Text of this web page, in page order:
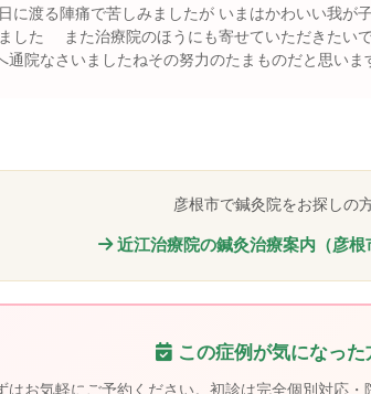
みましたが いまはかわいい我が子に癒さ
した また治療院のほうにも寄せていただきたい
通院なさいましたねその努力のたまものだと思い
彦根市で鍼灸院をお探しの
近江治療院の鍼灸治療案内（彦根
この症例が気になった
はお気軽にご予約ください。初診は完全個別対応・